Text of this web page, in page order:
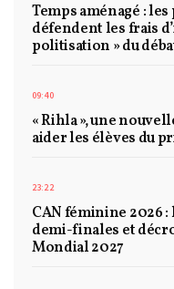
Temps aménagé :
défendent les frais
politisation » du
09:40
« Rihla », une
aider les élèves du
23:22
CAN féminine 2026
demi-finales et
Mondial 2027